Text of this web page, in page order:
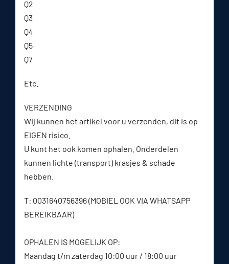
Q2
Q3
Q4
Q5
Q7
Etc.
VERZENDING
Wij kunnen het artikel voor u verzenden, dit is op
EIGEN risico.
U kunt het ook komen ophalen. Onderdelen
kunnen lichte (transport) krasjes & schade
hebben.
T: 0031640756396 (MOBIEL OOK VIA WHATSAPP
BEREIKBAAR)
OPHALEN IS MOGELIJK OP:
Maandag t/m zaterdag 10:00 uur / 18:00 uur